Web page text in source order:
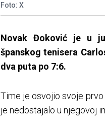
Foto: X
Novak Đoković je u
španskog tenisera
dva puta po 7:6.
Time je osvojio svoje
je nedostajalo u njegovoj